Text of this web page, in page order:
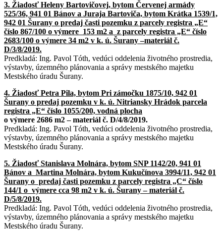
3. Žiadosť Heleny Bartovičovej, bytom Červenej armády
525/36, 941 01 Bánov a Juraja Bartoviča, bytom Krátka 1539/1,
942 01 Šurany o predaj časti pozemku z parcely registra „E“
číslo 867/100 o výmere 153 m2 a z parcely registra „E“ číslo
2683/100 o výmere 34 m2 v k. ú. Šurany –materiál č.
D/3/8/2019.
Predkladá: Ing. Pavol Tóth, vedúci oddelenia životného prostredia,
výstavby, územného plánovania a správy mestského majetku
Mestského úradu Šurany.
4. Žiadosť Petra Pila, bytom Pri zámočku 1875/10, 942 01
Šurany o predaj pozemku v k. ú. Nitriansky Hrádok parcela
registra „E“ číslo 1055/200, vodná plocha
o výmere 2686 m2 – materiál č. D/4/8/2019.
Predkladá: Ing. Pavol Tóth, vedúci oddelenia životného prostredia,
výstavby, územného plánovania a správy mestského majetku
Mestského úradu Šurany.
5. Žiadosť Stanislava Molnára, bytom SNP 1142/20, 941 01
Bánov a Martina Molnára, bytom Kukučínova 3994/11, 942 01
Šurany o predaj časti pozemku z parcely registra „C“ číslo
144/1 o výmere cca 98 m2 v k. ú. Šurany – materiál č.
D/5/8/2019.
Predkladá: Ing. Pavol Tóth, vedúci oddelenia životného prostredia,
výstavby, územného plánovania a správy mestského majetku
Mestského úradu Šurany.